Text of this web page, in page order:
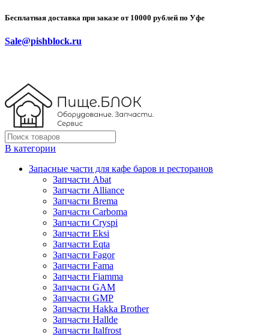
Бесплатная доставка при заказе от 10000 рублей по Уфе
Sale@pishblock.ru
В категории
Запасные части для кафе баров и ресторанов
Запчасти Abat
Запчасти Alliance
Запчасти Brema
Запчасти Carboma
Запчасти Cryspi
Запчасти Eksi
Запчасти Eqta
Запчасти Fagor
Запчасти Fama
Запчасти Fiamma
Запчасти GAM
Запчасти GMP
Запчасти Hakka Brother
Запчасти Hallde
Запчасти Italfrost